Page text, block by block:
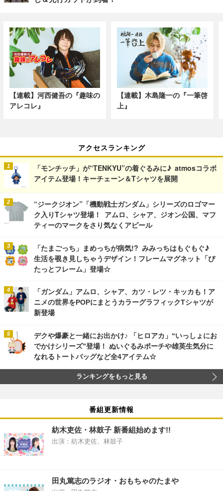
【連載】河西健吾の『趣味の
アレコレ』
【連載】木島隆一の『一筆啓
上』
アクセスランキング
「モンチッチ」が“TENKYU”の着ぐるみに♪ atmosコラボ
アイテム登場！キーチェーン＆Tシャツを展開
“ジークジオン”「機動戦士ガンダム」シリーズのロゴマー
ク入りTシャツ登場！ アムロ、シャア、ジオン公国、マフ
ティーのマークをさり気なくアピール
「たまごっち」まめっちが病気!? みみっちはもぐもぐ♪
生活を覗き見しちゃうデザイン！フレームマグネット「ぴ
たっとフレーム」登場☆
「ガンダム」アムロ、シャア、カツ・レツ・キッカも！ア
ニメの世界をPOPにまとうカラーグラフィックTシャツが
新登場
デクや爆豪と一緒にお出かけ♪ 「ヒロアカ」“いっしょにお
でかけシリーズ”登場！ ぬいぐるみポーチや雄英生気分に
なれるトートバッグなど全4アイテム☆
ランキングをもっと見る
番組更新情報
紡木吏佐・林鼓子 新番組始めます!!
出演：紡木吏佐、林鼓子
田丸篤志のラジオ・おもちゃのたまや